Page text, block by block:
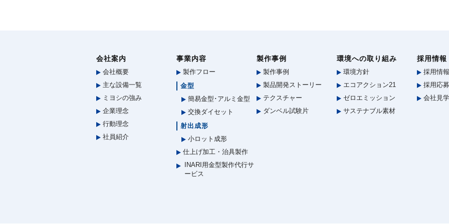
会社案内
会社概要
主な設備一覧
ミヨシの強み
企業理念
行動理念
社員紹介
事業内容
製作フロー
金型
簡易金型･アルミ金型
交換ダイセット
射出成形
小ロット成形
仕上げ加工・治具製作
INARI用金型製作代行サ
ービス
製作事例
製作事例
製品開発ストーリー
テクスチャー
ダンベル試験片
環境への取り組み
環境方針
エコアクション21
ゼロエミッション
サステナブル素材
採用情報
採用情報
採用応
会社見学